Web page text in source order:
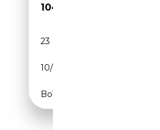
104 850€
23 850 km
10/2022
Boîte automatique